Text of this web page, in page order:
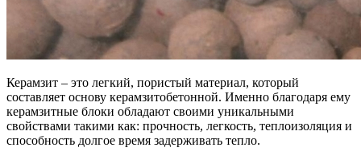
Керамзит – это легкий, пористый материал, который
составляет основу керамзитобетонной. Именно благодаря ему
керамзитные блоки обладают своими уникальными
свойствами такими как: прочность, легкость, теплоизоляция и
способность долгое время задерживать тепло.